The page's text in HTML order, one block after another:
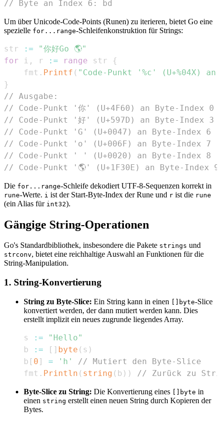
// Byte an Index 6: bd
Um über Unicode-Code-Points (Runen) zu iterieren, bietet Go eine
spezielle for...range-Schleifenkonstruktion für Strings:
str :=
"你好Go 🌎"
for i , r := range str
{
	fmt
. Printf ( "Code-Punkt '%c' (U+%04X)
}
// Ausgabe:
// Code-Punkt '你' (U+4F60) an Byte-Index 0
// Code-Punkt '好' (U+597D) an Byte-Index 3
// Code-Punkt 'G' (U+0047) an Byte-Index 6
// Code-Punkt 'o' (U+006F) an Byte-Index 7
// Code-Punkt ' ' (U+0020) an Byte-Index 8
// Code-Punkt '🌎' (U+1F30E) an Byte-Index 9
Die for...range-Schleife dekodiert UTF-8-Sequenzen korrekt in
rune-Werte. i ist der Start-Byte-Index der Rune und r ist die rune
(ein Alias für int32).
Gängige String-Operationen
Go's Standardbibliothek, insbesondere die Pakete strings und
strconv, bietet eine reichhaltige Auswahl an Funktionen für die
String-Manipulation.
1. String-Konvertierung
String zu Byte-Slice: Ein String kann in einen []byte-Slice
konvertiert werden, der dann mutiert werden kann. Dies
erstellt implizit ein neues zugrunde liegendes Array.
s :=
"Hello"
b
:= [ ] byte ( s )
b [ 0 ] = 'h'
// Mutiert den Byte-Slice
fmt . Println ( string ( b ) ) // Zurück zu
Byte-Slice zu String: Die Konvertierung eines []byte in
einen string erstellt einen neuen String durch Kopieren der
Bytes.